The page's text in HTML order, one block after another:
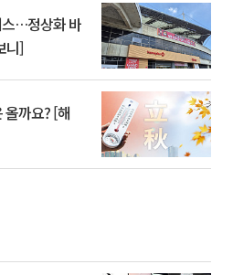
스…정상화 바
니]
까요? [해